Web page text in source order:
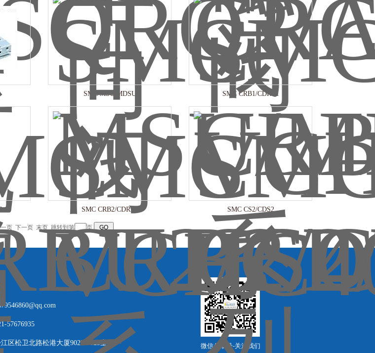
SMC MSU/MDSU SMC CRB1/CDRB1
SMC CRB2/CDRB2 SMC CS2/CDS2
页 下一页 末页 跳转到第 页
57676935
区松卫北路松港大厦9023-9025室 微信公众号-关注我们